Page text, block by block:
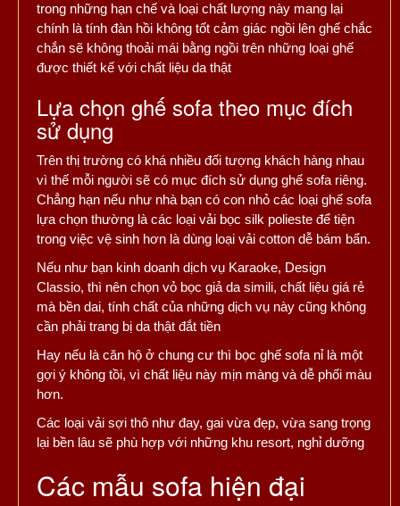
trong những hạn chế và loại chất lượng này mang lại
chính là tính đàn hồi không tốt cảm giác ngồi lên ghế chắc
chắn sẽ không thoải mái bằng ngồi trên những loại ghế
được thiết kế với chất liệu da thật
Lựa chọn ghế sofa theo mục đích
sử dụng
Trên thị trường có khá nhiều đối tượng khách hàng nhau
vì thế mỗi người sẽ có mục đích sử dụng ghế sofa riêng.
Chẳng hạn nếu như nhà bạn có con nhỏ các loại ghế sofa
lựa chọn thường là các loại vải bọc silk polieste để tiện
trong việc vệ sinh hơn là dùng loại vải cotton dễ bám bẩn.
Nếu như bạn kinh doanh dịch vụ Karaoke, Design
Classio, thì nên chọn vỏ bọc giả da simili, chất liệu giá rẻ
mà bền dai, tính chất của những dịch vụ này cũng không
cần phải trang bị da thật đắt tiền
Hay nếu là căn hộ ở chung cư thì bọc ghế sofa nỉ là một
gợi ý không tồi, vì chất liệu này mịn màng và dễ phối màu
hơn.
Các loại vải sợi thô như đay, gai vừa đẹp, vừa sang trọng
lại bền lâu sẽ phù hợp với những khu resort, nghỉ dưỡng
Các mẫu sofa hiện đại